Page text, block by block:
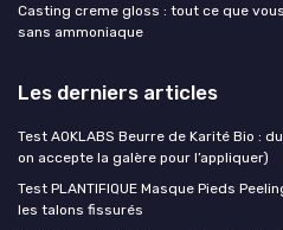
Casting creme gloss : tout ce que
sans ammoniaque
Les derniers articles
Test AOKLABS Beurre de Karité Bio :
on accepte la galère pour l’appliquer)
Test PLANTIFIQUE Masque Pieds
les talons fissurés